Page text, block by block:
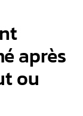
après
ou